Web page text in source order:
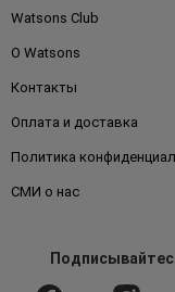
Watsons Club
О Watsons
Контакты
Оплата и доставка
Политика
СМИ о нас